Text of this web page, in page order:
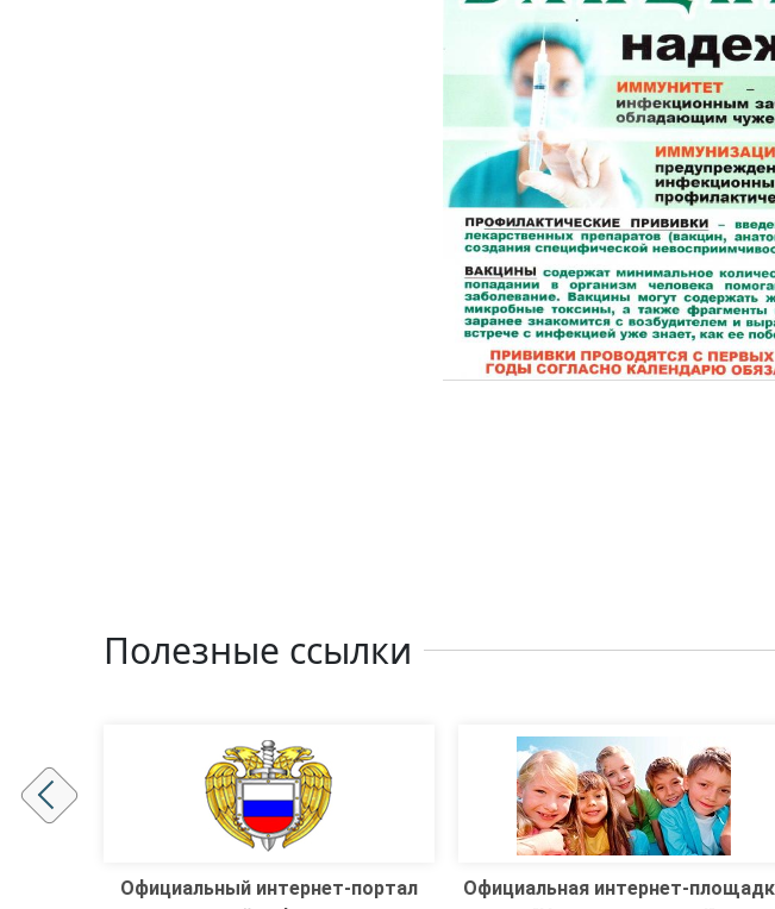
Полезные ссылки
Официальная интернет-площадка
Главный интернет портал